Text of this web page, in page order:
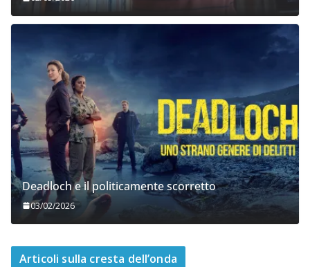
Deadloch e il politicamente scorretto
03/02/2026
Articoli sulla cresta dell’onda